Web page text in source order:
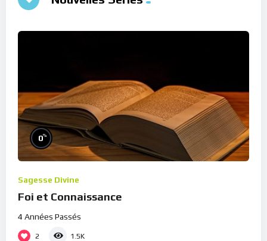
0%
Sagesse Divine
Foi et Connaissance
4 Années Passés
2 1.5K